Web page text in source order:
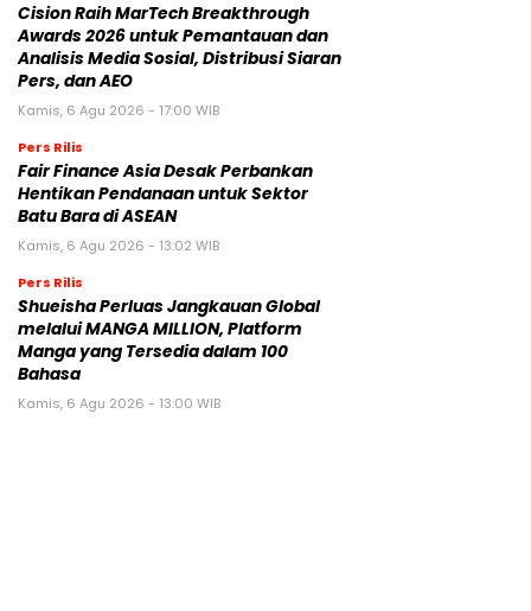
Cision Raih MarTech Breakthrough
Awards 2026 untuk Pemantauan dan
Analisis Media Sosial, Distribusi Siaran
Pers, dan AEO
Kamis, 6 Agu 2026 - 17:00 WIB
Pers Rilis
Fair Finance Asia Desak Perbankan
Hentikan Pendanaan untuk Sektor
Batu Bara di ASEAN
Kamis, 6 Agu 2026 - 13:02 WIB
Pers Rilis
Shueisha Perluas Jangkauan Global
melalui MANGA MILLION, Platform
Manga yang Tersedia dalam 100
Bahasa
Kamis, 6 Agu 2026 - 13:00 WIB